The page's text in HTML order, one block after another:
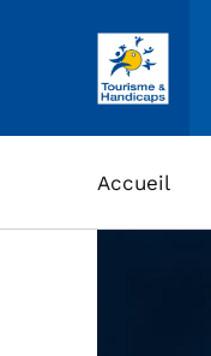
ASSOCIATION TOURISME ET HANDICAPS
Accueil